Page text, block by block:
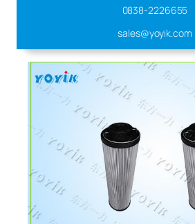
0838-2226655
sales@yoyik.com